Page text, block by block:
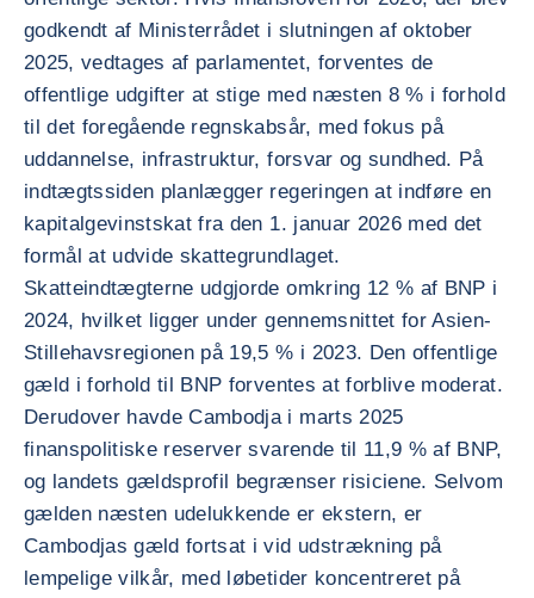
godkendt af Ministerrådet i slutningen af oktober
2025, vedtages af parlamentet, forventes de
offentlige udgifter at stige med næsten 8 % i forhold
til det foregående regnskabsår, med fokus på
uddannelse, infrastruktur, forsvar og sundhed. På
indtægtssiden planlægger regeringen at indføre en
kapitalgevinstskat fra den 1. januar 2026 med det
formål at udvide skattegrundlaget.
Skatteindtægterne udgjorde omkring 12 % af BNP i
2024, hvilket ligger under gennemsnittet for Asien-
Stillehavsregionen på 19,5 % i 2023. Den offentlige
gæld i forhold til BNP forventes at forblive moderat.
Derudover havde Cambodja i marts 2025
finanspolitiske reserver svarende til 11,9 % af BNP,
og landets gældsprofil begrænser risiciene. Selvom
gælden næsten udelukkende er ekstern, er
Cambodjas gæld fortsat i vid udstrækning på
lempelige vilkår, med løbetider koncentreret på